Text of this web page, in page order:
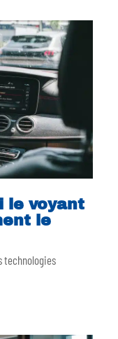
le voyant
le
technologies